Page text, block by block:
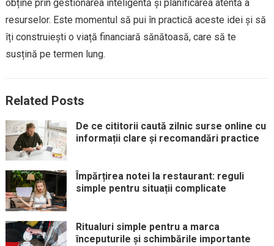
obține prin gestionarea inteligentă și planificarea atentă a
resurselor. Este momentul să pui în practică aceste idei și să
îți construiești o viață financiară sănătoasă, care să te
susțină pe termen lung.
Related Posts
De ce cititorii caută zilnic surse online cu
informații clare și recomandări practice
Împărțirea notei la restaurant: reguli
simple pentru situații complicate
Ritualuri simple pentru a marca
începuturile și schimbările importante